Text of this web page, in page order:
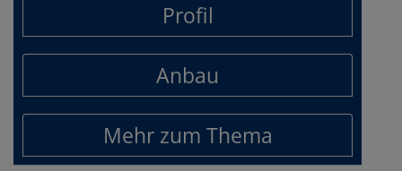
Profil
Anbau
Mehr zum Thema